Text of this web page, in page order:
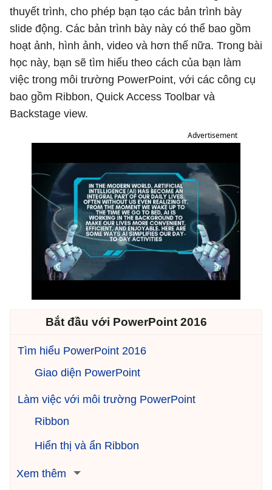
thuyết trình, cho phép bạn tạo các bản trình bày
slide động. Các bản trình bày này có thể bao gồm
hoạt ảnh, hình ảnh, video và hơn thế nữa. Trong bài
học này, bạn sẽ tìm hiểu theo cách của bạn làm
việc trong môi trường PowerPoint, với các công cụ
bao gồm Ribbon, Quick Access Toolbar và
Backstage view.
Advertisement
Bắt đầu với PowerPoint 2016
Tìm hiểu PowerPoint 2016
Giao diện PowerPoint
Làm việc với môi trường PowerPoint
Ribbon
Hiển thị và ẩn Ribbon
Xem thêm